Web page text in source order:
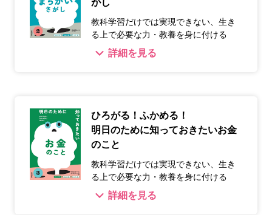
がし
教科学習だけでは実現できない、生き
る上で必要な力・教養を身に付ける
詳細を見る
ひろがる！ふかめる！
明日のために知っておきたいお金
のこと
教科学習だけでは実現できない、生き
る上で必要な力・教養を身に付ける
詳細を見る